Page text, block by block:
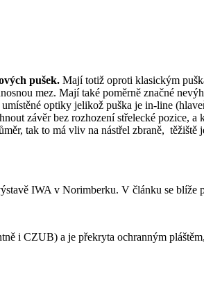
pušek. Mají totiž oproti klasickým
mez. Mají také poměrně značné
optiky jelikož puška je in-line
závěr bez rozhození střelecké pozice,
tak to má vliv na nástřel zbraně,
IWA v Norimberku. V článku se blíže
i CZUB) a je překryta ochranným